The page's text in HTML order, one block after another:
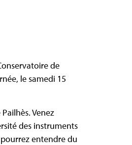
de
le samedi 15
Venez
des instruments
entendre du